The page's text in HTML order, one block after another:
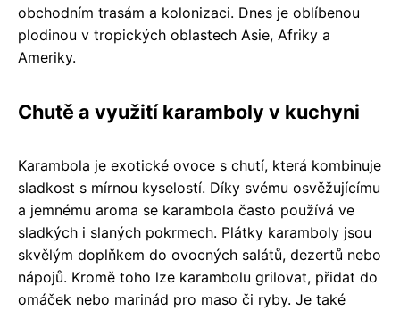
obchodním trasám a kolonizaci. Dnes je oblíbenou
plodinou v tropických oblastech Asie, Afriky a
Ameriky.
Chutě a využití karamboly v kuchyni
Karambola je exotické ovoce s chutí, která kombinuje
sladkost s mírnou kyselostí. Díky svému osvěžujícímu
a jemnému aroma se karambola často používá ve
sladkých i slaných pokrmech. Plátky karamboly jsou
skvělým doplňkem do ovocných salátů, dezertů nebo
nápojů. Kromě toho lze karambolu grilovat, přidat do
omáček nebo marinád pro maso či ryby. Je také